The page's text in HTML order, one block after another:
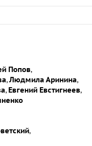
Попов,
,Людмила Аринина,
, Евгений Евстигнеев,
,